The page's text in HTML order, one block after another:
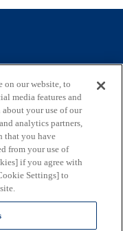
on our website, to
media features and
your use of our
analytics partners,
that you have
from your use of
if you agree with
Settings] to